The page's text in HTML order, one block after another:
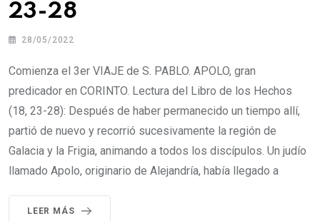
23-28
28/05/2022
Comienza el 3er VIAJE de S. PABLO. APOLO, gran
predicador en CORINTO. Lectura del Libro de los Hechos
(18, 23-28): Después de haber permanecido un tiempo allí,
partió de nuevo y recorrió sucesivamente la región de
Galacia y la Frigia, animando a todos los discípulos. Un judío
llamado Apolo, originario de Alejandría, había llegado a
LEER MÁS